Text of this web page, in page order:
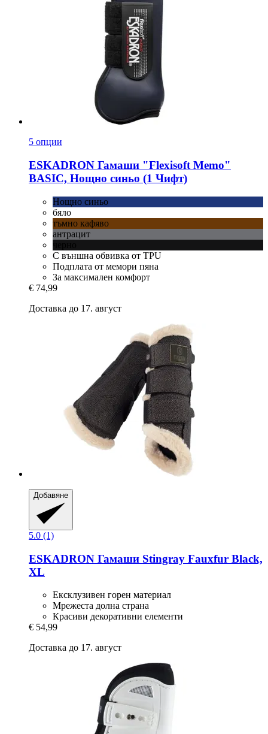
5 опции
ESKADRON Гамаши "Flexisoft Memo"
BASIC, Нощно синьо (1 Чифт)
Нощно синьо
бяло
тъмно кафяво
антрацит
С външна обвивка от TPU
Подплата от мемори пяна
За максимален комфорт
€ 74,99
Доставка до 17. август
Добавяне
5.0 (1)
ESKADRON Гамаши Stingray Fauxfur Black,
XL
Ексклузивен горен материал
Мрежеста долна страна
Красиви декоративни елементи
€ 54,99
Доставка до 17. август